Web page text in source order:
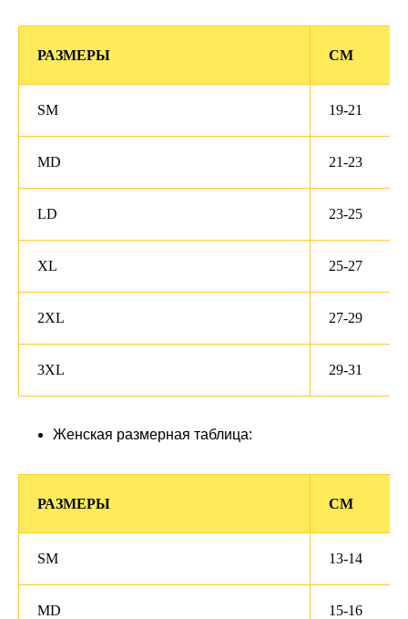
РАЗМЕРЫ СМ
SM 19-21
MD 21-23
LD 23-25
XL 25-27
2XL 27-29
3XL 29-31
Женская размерная таблица:
РАЗМЕРЫ СМ
SM 13-14
MD 15-16